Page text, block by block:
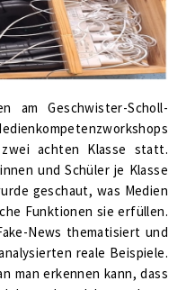
am Geschwister-Scholl-
achten Klasse statt.
und Schüler je Klasse
geschaut, was Medien
Funktionen sie erfüllen.
News thematisiert und
reale Beispiele.
man erkennen kann, dass